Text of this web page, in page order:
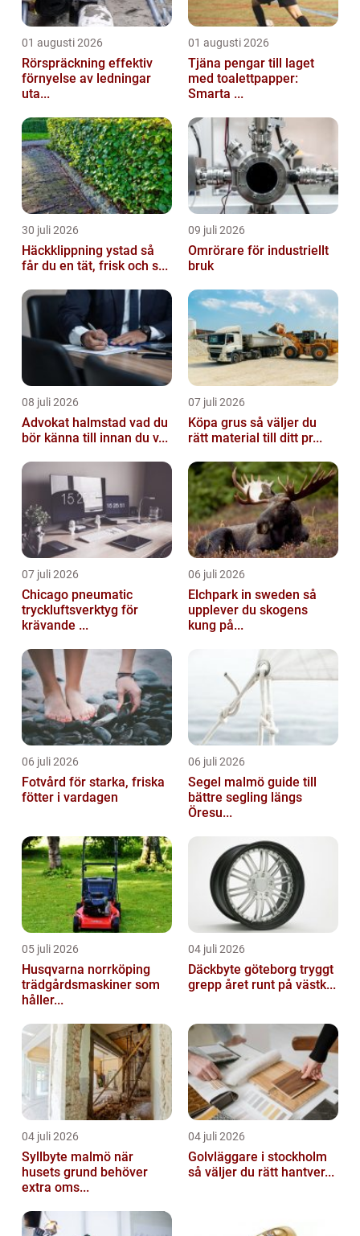
01 augusti 2026
Rörspräckning effektiv
förnyelse av ledningar
uta...
01 augusti 2026
Tjäna pengar till laget
med toalettpapper:
Smarta ...
30 juli 2026
Häckklippning ystad så
får du en tät, frisk och s...
09 juli 2026
Omrörare för industriellt
bruk
08 juli 2026
Advokat halmstad vad du
bör känna till innan du v...
07 juli 2026
Köpa grus så väljer du
rätt material till ditt pr...
07 juli 2026
Chicago pneumatic
tryckluftsverktyg för
krävande ...
06 juli 2026
Elchpark in sweden så
upplever du skogens
kung på...
06 juli 2026
Fotvård för starka, friska
fötter i vardagen
06 juli 2026
Segel malmö guide till
bättre segling längs
Öresu...
05 juli 2026
Husqvarna norrköping
trädgårdsmaskiner som
håller...
04 juli 2026
Däckbyte göteborg tryggt
grepp året runt på västk...
04 juli 2026
Syllbyte malmö när
husets grund behöver
extra oms...
04 juli 2026
Golvläggare i stockholm
så väljer du rätt hantver...